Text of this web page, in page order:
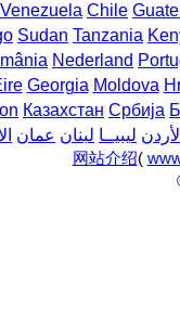
Venezuela Chile
Sudan Tanzania
Nederland
Georgia Moldova
Казахстан Србија
ليبيــا لبنان عمان
网站介绍(